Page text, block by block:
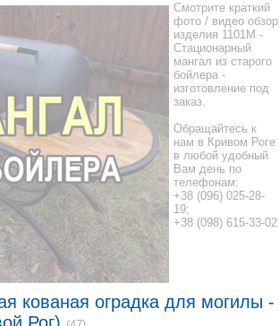
Смотрите краткий
фото / видео обзор
изделия 1101M -
Стационарный
мангал из старого
бойлера -
изготовление под
заказ.
Обращайтесь к
нам в Кривом Роге
в любой удобный
Вам день по
телефонам:
+38 (096) 025-28-
19;
+38 (098) 615-33-02
кованая оградка для могилы -